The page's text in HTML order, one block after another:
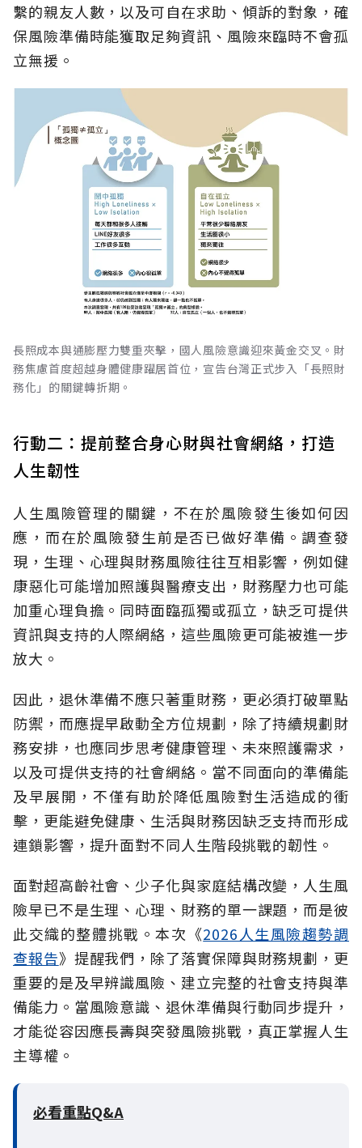
繫的親友人數，以及可自在求助、傾訴的對象，確
保風險準備時能獲取足夠資訊、風險來臨時不會孤
立無援。
長照成本與通膨壓力雙重夾擊，國人風險意識迎來黃金交叉。財
務焦慮首度超越身體健康躍居首位，宣告台灣正式步入「長照財
務化」的關鍵轉折期。
行動二：提前整合身心財與社會網絡，打造
人生韌性
人生風險管理的關鍵，不在於風險發生後如何因
應，而在於風險發生前是否已做好準備。調查發
現，生理、心理與財務風險往往互相影響，例如健
康惡化可能增加照護與醫療支出，財務壓力也可能
加重心理負擔。同時面臨孤獨或孤立，缺乏可提供
資訊與支持的人際網絡，這些風險更可能被進一步
放大。
因此，退休準備不應只著重財務，更必須打破單點
防禦，而應提早啟動全方位規劃，除了持續規劃財
務安排，也應同步思考健康管理、未來照護需求，
以及可提供支持的社會網絡。當不同面向的準備能
及早展開，不僅有助於降低風險對生活造成的衝
擊，更能避免健康、生活與財務因缺乏支持而形成
連鎖影響，提升面對不同人生階段挑戰的韌性。
面對超高齡社會、少子化與家庭結構改變，人生風
險早已不是生理、心理、財務的單一課題，而是彼
此交織的整體挑戰。本次《2026人生風險趨勢調
查報告》提醒我們，除了落實保障與財務規劃，更
重要的是及早辨識風險、建立完整的社會支持與準
備能力。當風險意識、退休準備與行動同步提升，
才能從容因應長壽與突發風險挑戰，真正掌握人生
主導權。
必看重點Q&A